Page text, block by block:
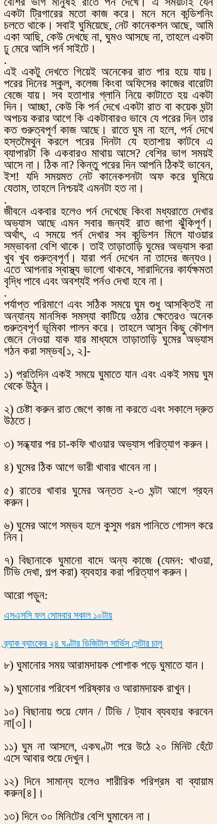
একটা ট্রিগারের মতো কাজ করে। মনে মনে কন্ডিশনিং
চলতে থাকে। সবাই ঘুমিয়েছে, নেট কানেকশন আছে, আমি
একা আছি, কেউ দেখছে না, ঘুমও আসছে না, তাহলে একটা
ঢু মেরে আসি পর্ন সাইটে।
.
এই একটু দেখতে গিয়েই অনেকের রাত পার হয়ে যায়।
পরের দিনের স্কুল, কলেজ কিংবা অফিসের কাজের বারোটা
বেজে যায়। সব হতাশার গ্লানি নিয়ে কাটাতে হয় একটা
দিন। আচ্ছা, কেউ কি পর্ন দেখে একটা রাত বা কয়েক ঘন্টা
অপচয় করার আগে কি একটাবারও ভাবে যে পরের দিন তার
কত গুরুত্বপূর্ণ কাজ আছে। রাতে ঘুম না হলে, পর্ন দেখে
হস্তমৈথুন করলে পরের দিনটা যে হতাশায় কাটবে এ
ব্যাপারটা কি একবারও মাথায় আসে? বেশির ভাগ সময়ই
আসে না। ঠিক না? কিন্তু পরের দিন আপনি ঠিকই ভাবেন,
ইশ! যদি সময়মত নেট কানেকশনটা অফ করে ঘুমিয়ে
যেতাম, তাহলে নিশ্চয়ই এমনটা হত না।
.
জীবনে একবার হলেও পর্ন দেখেছে কিংবা মধ্যরাতে দেখার
অভ্যাস আছে এমন সবার জন্যই রাত জাগা ঝুঁকিপূর্ণ।
অর্থাৎ, এ সময়ে পর্ন দেখার সব কন্ডিশন মিলে যাওয়ার
সম্ভাবনা বেশি থাকে। তাই তাড়াতাড়ি ঘুমের অভ্যাস করা
খুব খুব গুরুত্বপূর্ণ। যারা পর্ন দেখেন না তাদের জন্যও।
এতে আপনার স্বাস্থ্য ভালো থাকবে, সারাদিনের কার্যক্ষমতা
বৃদ্ধি পাবে এবং অবশ্যই পর্নও দেখা হবে না।
.
পর্যাপ্ত পরিমাণে এবং সঠিক সময়ে ঘুম শুধু আসক্তিই না
অন্যান্য মানসিক সমস্যা কাটিয়ে ওঠার ক্ষেত্রেও অনেক
গুরুত্বপূর্ণ ভূমিকা পালন করে। তাহলে আসুন কিছু কৌশল
জেনে নেওয়া যাক যার মাধ্যমে তাড়াতাড়ি ঘুমের অভ্যাস
গঠন করা সম্ভব[১, ২]-
১) প্রতিদিন একই সময়ে ঘুমাতে যান এবং একই সময় ঘুম
থেকে উঠুন।
২) চেষ্টা করুন রাত জেগে কাজ না করতে এবং সকালে দ্রুত
উঠতে।
৩) সন্ধ্যার পর চা-কফি খাওয়ার অভ্যাস পরিত্যাগ করুন।
৪) ঘুমের ঠিক আগে ভারী খাবার খাবেন না।
৫) রাতের খাবার ঘুমের অন্তত ২-৩ ঘন্টা আগে গ্রহন
করুন।
৬) ঘুমের আগে সম্ভব হলে কুসুম গরম পানিতে গোসল করে
নিন।
৭) বিছানাকে ঘুমানো বাদে অন্য কাজে (যেমন: খাওয়া,
টিভি দেখা, গল্প করা) ব্যবহার করা পরিত্যাগ করুন।
আরো পড়ুন:
এসএসসি ফল সোমবার সকাল ১০টায়
ব্র্যাক ব্যাংকের ২৪ ঘণ্টার ডিজিটাল সার্ভিস সেন্টার চালু
৮) ঘুমানোর সময় আরামদায়ক পোশাক পড়ে ঘুমাতে যান।
৯) ঘুমানোর পরিবেশ পরিষ্কার ও আরামদায়ক রাখুন।
১০) বিছানায় শুয়ে ফোন / টিভি / ট্যাব ব্যবহার করবেন
না[৩]।
১১) ঘুম না আসলে, একঘণ্টা পরে উঠে ২০ মিনিট হেঁটে
এসে আবার শুয়ে দেখুন।
১২) দিনে সামান্য হলেও শারীরিক পরিশ্রম বা ব্যায়াম
করুন[৪]।
১৩) দিনে ৩০ মিনিটের বেশি ঘুমাবেন না।